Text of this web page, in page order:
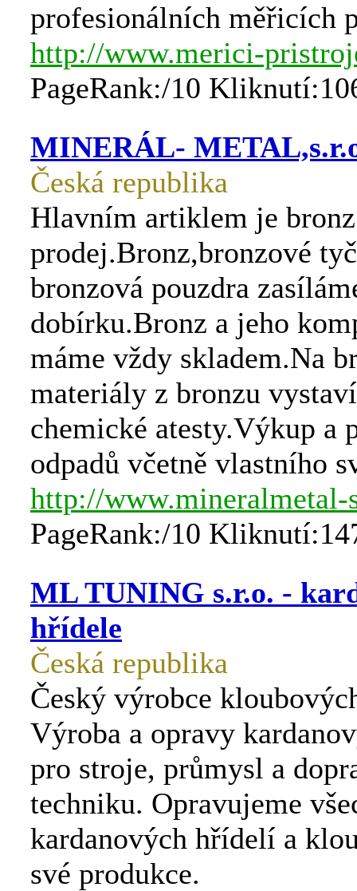
profesionálních měřicích
http://www.merici-
PageRank:/10
MINERÁL-
Česká republika
Hlavním artiklem je
prodej.Bronz,bronzové
bronzová pouzdra
dobírku.Bronz a jeho
máme vždy skladem.Na
materiály z bronzu
chemické atesty.Výkup a
odpadů včetně vlastního
http://www.mineralmetal-
PageRank:/10
ML TUNING s.r.o. -
hřídele
Česká republika
Český výrobce
Výroba a opravy
pro stroje, průmysl a
techniku. Opravujeme
kardanových hřídelí a
své produkce.